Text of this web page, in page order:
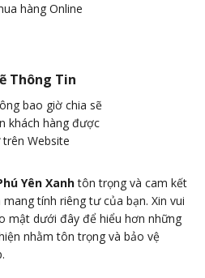
hàng Online
Thông Tin
bao giờ chia sẽ
khách hàng được
Website
Yên Xanhtôn trọng và cam kết
tính riêng tư của bạn. Xin vui
mật dưới đây để hiểu hơn những
nhằm tôn trọng và bảo vệ